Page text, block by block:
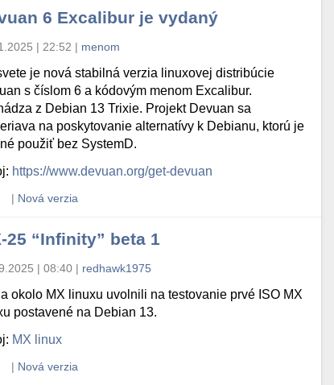
6 Excalibur je vydaný
| 22:52 | menom
je nová stabilná verzia linuxovej distribúcie
s číslom 6 a kódovým menom Excalibur.
z Debian 13 Trixie. Projekt Devuan sa
na poskytovanie alternatívy k Debianu, ktorú je
použiť bez SystemD.
https://www.devuan.org/get-devuan
| Nová verzia
25 “Infinity” beta 1
| 08:40 | redhawk1975
okolo MX linuxu uvolnili na testovanie prvé ISO MX
postavené na Debian 13.
MX linux
| Nová verzia